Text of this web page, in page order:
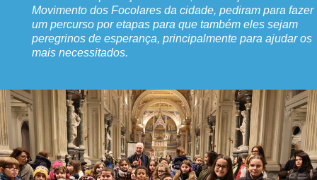
Movimento dos Focolares da cidade, pediram para fazer
um percurso por etapas para que também eles sejam
peregrinos de esperança, principalmente para ajudar os
mais necessitados.